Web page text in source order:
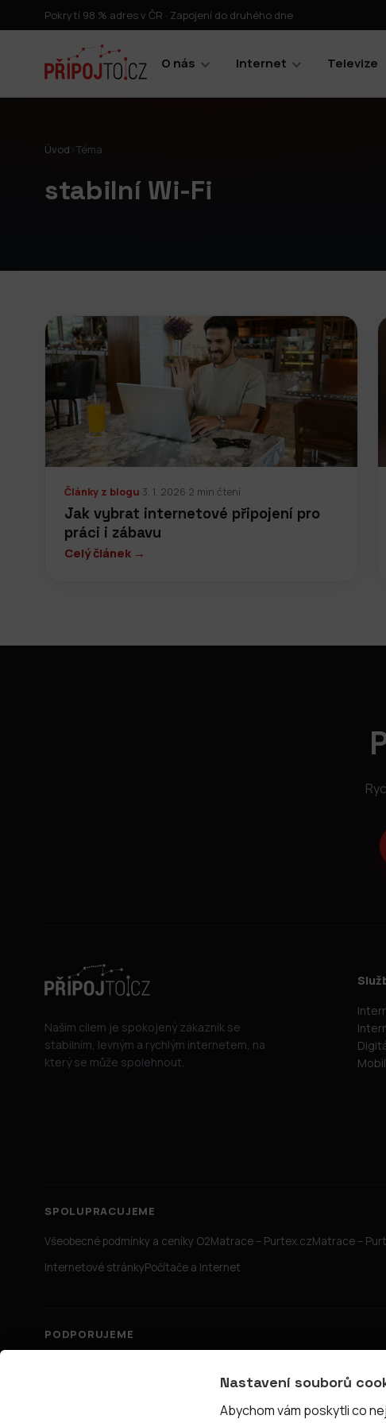
Pokrytí 98 % adres v ČR · Zapojení do druhého dne
O nás Internet Televize
Úvod Téma
stabilní Wi-Fi
Články z blogu·3. 1. 2026·2 min čtení
Jak vybrat internetové připojení pro
práci i zábavu
Celý článek →
Naším cílem je spokojený zákazník se
stabilním, levným a rychlým internetem, na
který se může spolehnout.
SPOLUPRACUJEME
Všeobecné podmínky a ceníky O2Matrace – Purtex.czMatrace –
Internetové stránkyPočítače a Internet
PODPORUJEME
© 2026 PřipojTo.cz — KUBE Units s.r.o., IČ 06731465
Nastavení souborů
Abychom vám poskytli co